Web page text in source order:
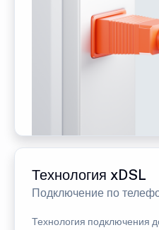
Технология xDSL
Подключение по
Технология подключения